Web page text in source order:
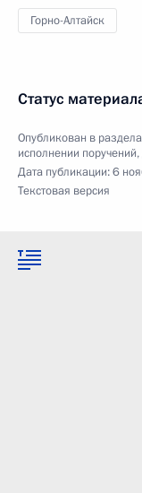
Горно-Алтайск
Статус
Опубликован в
исполнении
Дата публикации:6
Текстовая версия